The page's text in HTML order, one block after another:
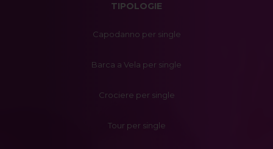
TIPOLOGIE
Capodanno per single
Barca a Vela per single
Crociere per single
Tour per single